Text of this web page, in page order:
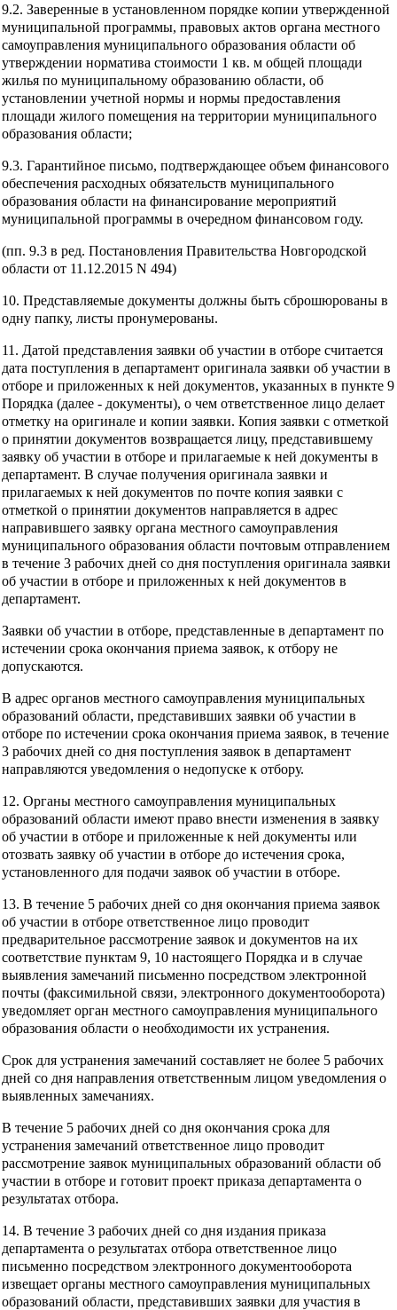
9.2. Заверенные в установленном порядке копии утвержденной
муниципальной программы, правовых актов органа местного
самоуправления муниципального образования области об
утверждении норматива стоимости 1 кв. м общей площади
жилья по муниципальному образованию области, об
установлении учетной нормы и нормы предоставления
площади жилого помещения на территории муниципального
образования области;
9.3. Гарантийное письмо, подтверждающее объем финансового
обеспечения расходных обязательств муниципального
образования области на финансирование мероприятий
муниципальной программы в очередном финансовом году.
(пп. 9.3 в ред. Постановления Правительства Новгородской
области от 11.12.2015 N 494)
10. Представляемые документы должны быть сброшюрованы в
одну папку, листы пронумерованы.
11. Датой представления заявки об участии в отборе считается
дата поступления в департамент оригинала заявки об участии в
отборе и приложенных к ней документов, указанных в пункте 9
Порядка (далее - документы), о чем ответственное лицо делает
отметку на оригинале и копии заявки. Копия заявки с отметкой
о принятии документов возвращается лицу, представившему
заявку об участии в отборе и прилагаемые к ней документы в
департамент. В случае получения оригинала заявки и
прилагаемых к ней документов по почте копия заявки с
отметкой о принятии документов направляется в адрес
направившего заявку органа местного самоуправления
муниципального образования области почтовым отправлением
в течение 3 рабочих дней со дня поступления оригинала заявки
об участии в отборе и приложенных к ней документов в
департамент.
Заявки об участии в отборе, представленные в департамент по
истечении срока окончания приема заявок, к отбору не
допускаются.
В адрес органов местного самоуправления муниципальных
образований области, представивших заявки об участии в
отборе по истечении срока окончания приема заявок, в течение
3 рабочих дней со дня поступления заявок в департамент
направляются уведомления о недопуске к отбору.
12. Органы местного самоуправления муниципальных
образований области имеют право внести изменения в заявку
об участии в отборе и приложенные к ней документы или
отозвать заявку об участии в отборе до истечения срока,
установленного для подачи заявок об участии в отборе.
13. В течение 5 рабочих дней со дня окончания приема заявок
об участии в отборе ответственное лицо проводит
предварительное рассмотрение заявок и документов на их
соответствие пунктам 9, 10 настоящего Порядка и в случае
выявления замечаний письменно посредством электронной
почты (факсимильной связи, электронного документооборота)
уведомляет орган местного самоуправления муниципального
образования области о необходимости их устранения.
Срок для устранения замечаний составляет не более 5 рабочих
дней со дня направления ответственным лицом уведомления о
выявленных замечаниях.
В течение 5 рабочих дней со дня окончания срока для
устранения замечаний ответственное лицо проводит
рассмотрение заявок муниципальных образований области об
участии в отборе и готовит проект приказа департамента о
результатах отбора.
14. В течение 3 рабочих дней со дня издания приказа
департамента о результатах отбора ответственное лицо
письменно посредством электронного документооборота
извещает органы местного самоуправления муниципальных
образований области, представивших заявки для участия в